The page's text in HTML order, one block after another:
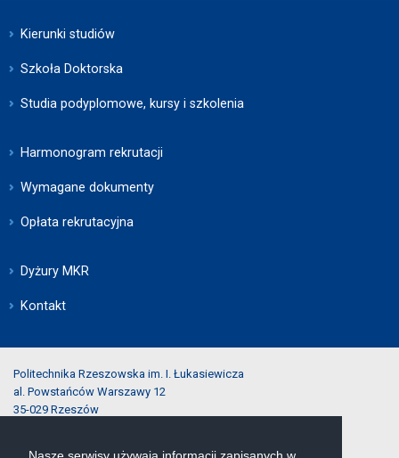
Kierunki studiów
Szkoła Doktorska
Studia podyplomowe, kursy i szkolenia
Harmonogram rekrutacji
Wymagane dokumenty
Opłata rekrutacyjna
Dyżury MKR
Kontakt
Politechnika Rzeszowska im. I. Łukasiewicza
al. Powstańców Warszawy 12
35-029 Rzeszów